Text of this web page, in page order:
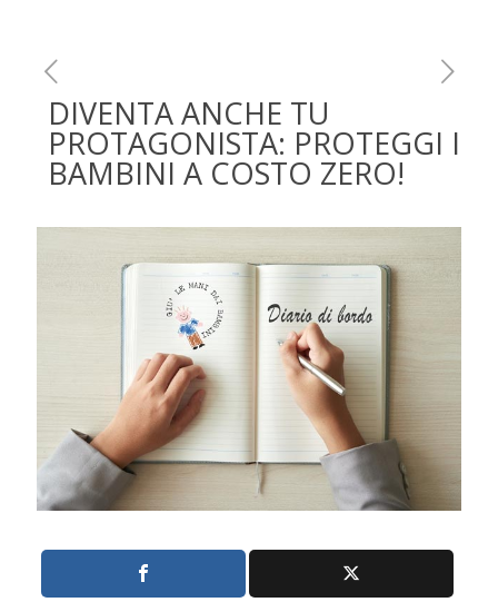
DIVENTA ANCHE TU
PROTAGONISTA: PROTEGGI I
BAMBINI A COSTO ZERO!